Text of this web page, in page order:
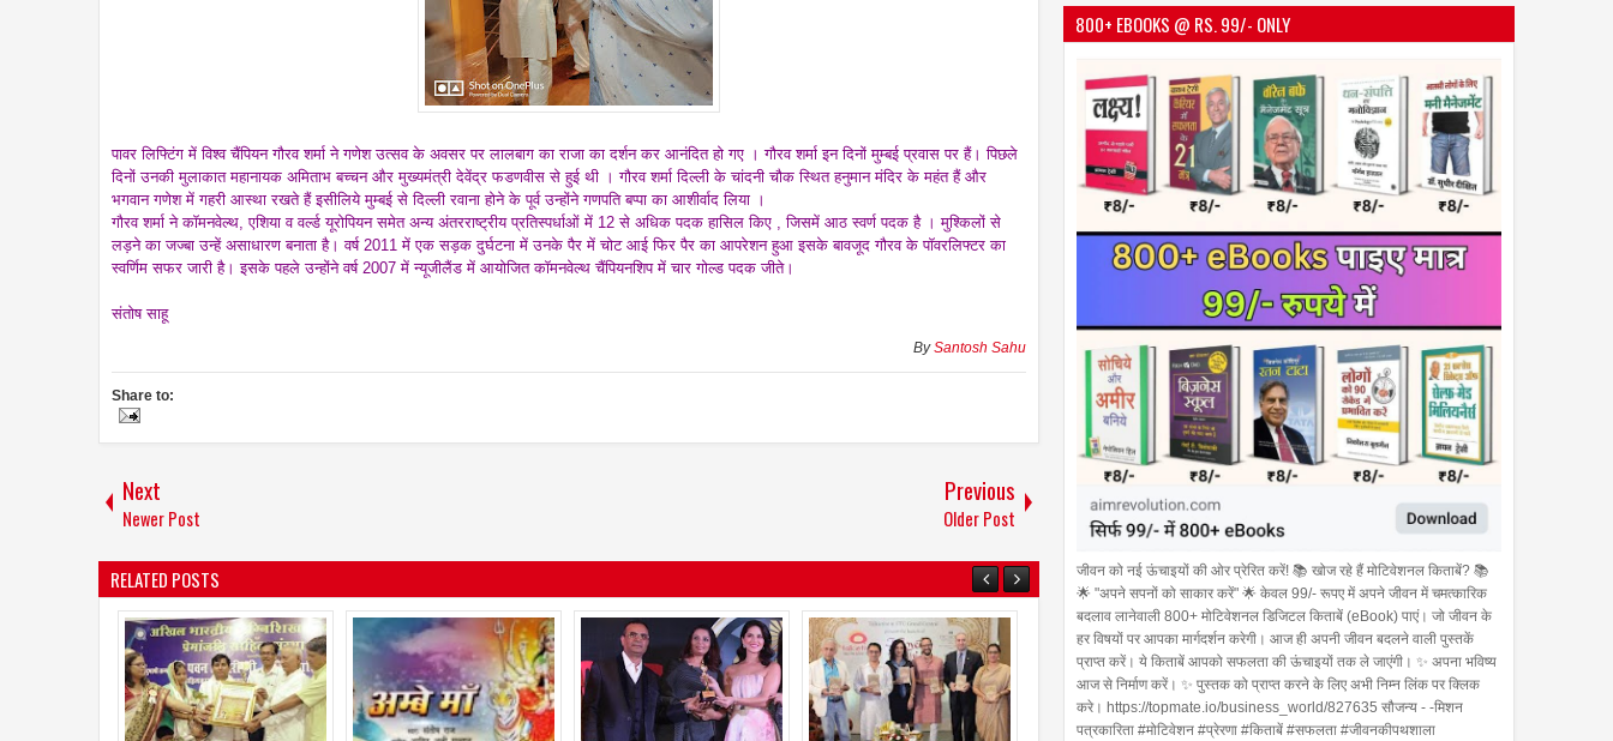
पावर लिफ्टिंग में विश्व चैंपियन गौरव शर्मा ने गणेश उत्सव के अवसर पर लालबाग का राजा का दर्शन कर आनंदित हो गए । गौरव शर्मा इन दिनों मुम्बई प्रवास पर हैं। पिछले
दिनों उनकी मुलाकात महानायक अमिताभ बच्चन और मुख्यमंत्री देवेंद्र फडणवीस से हुई थी । गौरव शर्मा दिल्ली के चांदनी चौक स्थित हनुमान मंदिर के महंत हैं और
भगवान गणेश में गहरी आस्था रखते हैं इसीलिये मुम्बई से दिल्ली रवाना होने के पूर्व उन्होंने गणपति बप्पा का आशीर्वाद लिया ।
गौरव शर्मा ने कॉमनवेल्थ, एशिया व व‌र्ल्ड यूरोपियन समेत अन्य अंतरराष्ट्रीय प्रतिस्पर्धाओं में 12 से अधिक पदक हासिल किए , जिसमें आठ स्वर्ण पदक है । मुश्किलों से
लड़ने का जज्बा उन्हें असाधारण बनाता है। वर्ष 2011 में एक सड़क दुर्घटना में उनके पैर में चोट आई फिर पैर का आपरेशन हुआ इसके बावजूद गौरव के पॉवरलिफ्टर का
स्वर्णिम सफर जारी है। इसके पहले उन्होंने वर्ष 2007 में न्यूजीलैंड में आयोजित कॉमनवेल्थ चैंपियनशिप में चार गोल्ड पदक जीते।
संतोष साहू
BySantosh Sahu
Share to:
Next
Newer Post
Previous
Older Post
RELATED POSTS
800+ EBOOKS @ RS. 99/- ONLY
जीवन को नई ऊंचाइयों की ओर प्रेरित करें! 📚 खोज रहे हैं मोटिवेशनल किताबें? 📚
🌟 "अपने सपनों को साकार करें" 🌟 केवल 99/- रूपए में अपने जीवन में चमत्कारिक
बदलाव लानेवाली 800+ मोटिवेशनल डिजिटल किताबें (eBook) पाएं। जो जीवन के
हर विषयों पर आपका मार्गदर्शन करेगी। आज ही अपनी जीवन बदलने वाली पुस्तकें
प्राप्त करें। ये किताबें आपको सफलता की ऊंचाइयों तक ले जाएंगी। ✨ अपना भविष्य
आज से निर्माण करें। ✨ पुस्तक को प्राप्त करने के लिए अभी निम्न लिंक पर क्लिक
करे। https://topmate.io/business_world/827635 सौजन्य - -मिशन
पत्रकारिता #मोटिवेशन #प्रेरणा #किताबें #सफलता #जीवनकीपथशाला